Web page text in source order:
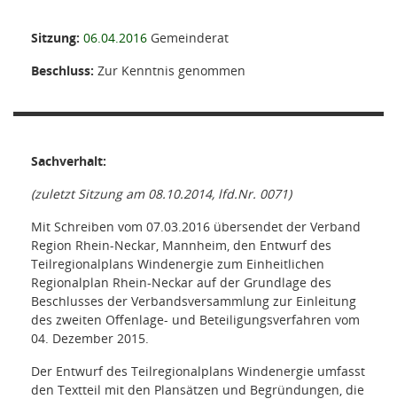
Sitzung: 06.04.2016 Gemeinderat
Beschluss: Zur Kenntnis genommen
Sachverhalt:
(zuletzt Sitzung am 08.10.2014, lfd.Nr. 0071)
Mit Schreiben vom 07.03.2016 übersendet der Verband
Region Rhein-Neckar, Mannheim, den Entwurf des
Teilregionalplans Windenergie zum Einheitlichen
Regionalplan Rhein-Neckar auf der Grundlage des
Beschlusses der Verbandsversammlung zur Einleitung
des zweiten Offenlage- und Beteiligungsverfahren vom
04. Dezember 2015.
Der Entwurf des Teilregionalplans Windenergie umfasst
den Textteil mit den Plansätzen und Begründungen, die